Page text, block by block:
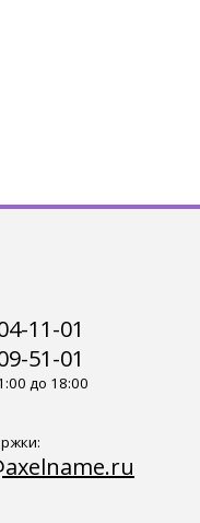
11-01
51-01
до 18:00